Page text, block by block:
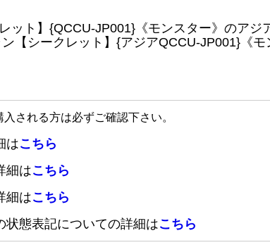
ット】{QCCU-JP001}《モンスター》のアジ
シークレット】{アジアQCCU-JP001}《モ
される方は必ずご確認下さい。
はこちら
細はこちら
細はこちら
状態表記についての詳細はこちら